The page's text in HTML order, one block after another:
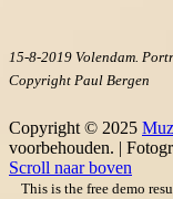
15-8-2019 Volendam.
Copyright Paul Bergen
Copyright © 2025
voorbehouden. |
Scroll naar boven
This is the free demo